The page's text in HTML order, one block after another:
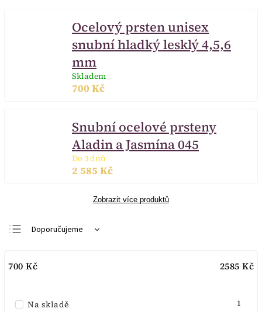
Ocelový prsten unisex
snubní hladký lesklý 4,5,6
mm
Skladem
700 Kč
Snubní ocelové prsteny
Aladin a Jasmína 045
Do 3 dnů
2 585 Kč
Zobrazit více produktů
Doporučujeme
Nejdražší
Abecedně
700 Kč 2585 Kč
Na skladě 1